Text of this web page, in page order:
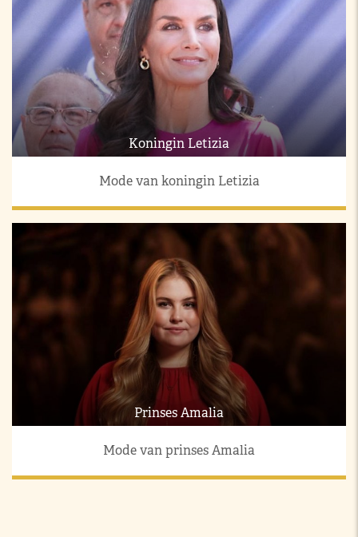
Koningin Letizia
Mode van koningin Letizia
Prinses Amalia
Mode van prinses Amalia